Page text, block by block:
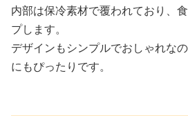
内部は保冷素材で覆われており、
プします。
デザインもシンプルでおしゃれな
にもぴったりです。